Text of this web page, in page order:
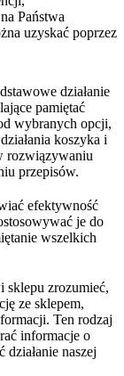
Państwa
uzyskać poprzez
działanie
pamiętać
wybranych opcji,
koszyka i
rozwiązywaniu
przepisów.
efektywność
je do
wszelkich
sklepu zrozumieć,
ze sklepem,
Ten rodzaj
informacje o
naszej